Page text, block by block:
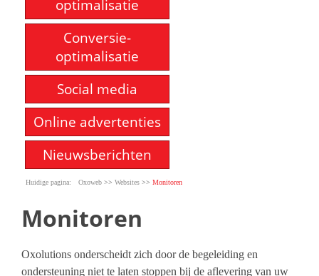
optimalisatie
Conversie-
optimalisatie
Social media
Online advertenties
Nieuwsberichten
Oxoweb >> Websites >> Monitoren
Monitoren
Oxolutions onderscheidt zich door de begeleiding en
ondersteuning niet te laten stoppen bij de aflevering van uw